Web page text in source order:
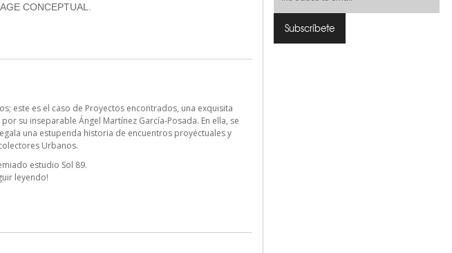
CONCEPTUAL.
este es el caso de Proyectos encontrados, una exquisita
su inseparable Ángel Martínez García-Posada. En ella, se
una estupenda historia de encuentros proyéctuales y
Urbanos.
estudio Sol 89.
leyendo!